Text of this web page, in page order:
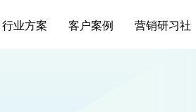
行业方案 客户案例 营销研习社